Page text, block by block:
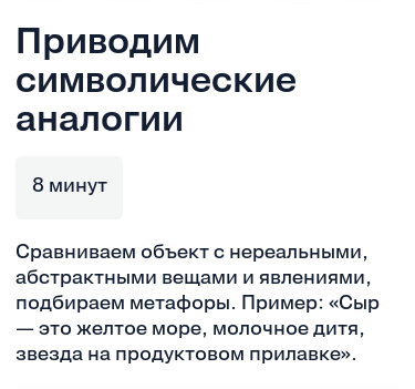
Приводим
символические
аналогии
8 минут
Сравниваем объект с нереальными,
абстрактными вещами и явлениями,
подбираем метафоры. Пример: «Сыр
— это желтое море, молочное дитя,
звезда на продуктовом прилавке».